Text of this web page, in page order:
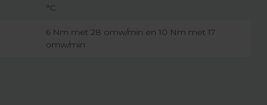
°C
6 Nm met 28 omw/min en 10 Nm met 17
omw/min